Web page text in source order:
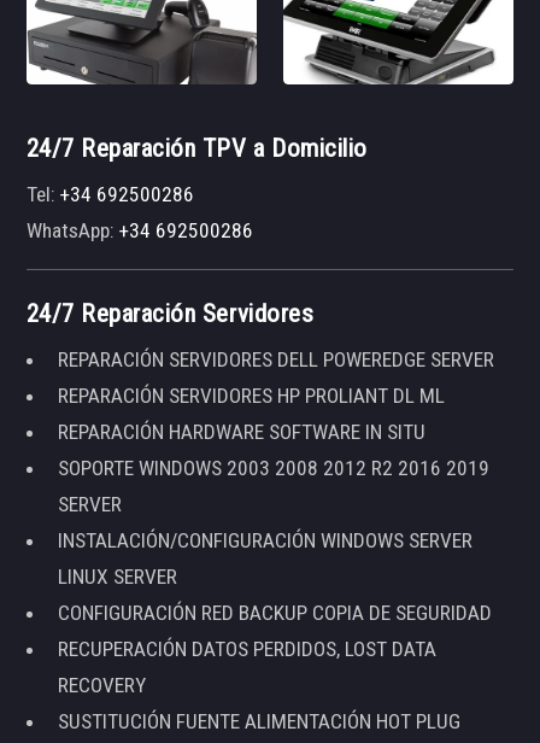
24/7 Reparación TPV a Domicilio
Tel:+34 692500286
WhatsApp:+34 692500286
24/7 Reparación Servidores
REPARACIÓN SERVIDORES DELL POWEREDGE SERVER
REPARACIÓN SERVIDORES HP PROLIANT DL ML
REPARACIÓN HARDWARE SOFTWARE IN SITU
SOPORTE WINDOWS 2003 2008 2012 R2 2016 2019
SERVER
INSTALACIÓN/CONFIGURACIÓN WINDOWS SERVER
LINUX SERVER
CONFIGURACIÓN RED BACKUP COPIA DE SEGURIDAD
RECUPERACIÓN DATOS PERDIDOS, LOST DATA
RECOVERY
SUSTITUCIÓN FUENTE ALIMENTACIÓN HOT PLUG